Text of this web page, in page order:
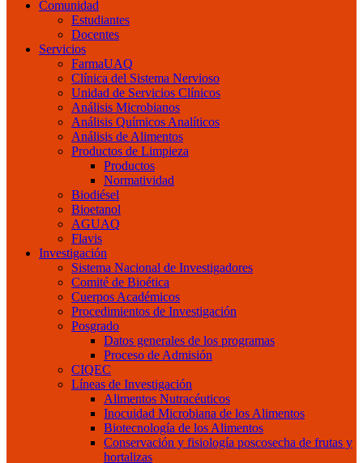
Comunidad
Estudiantes
Docentes
Servicios
FarmaUAQ
Clínica del Sistema Nervioso
Unidad de Servicios Clínicos
Análisis Microbianos
Análisis Químicos Analíticos
Análisis de Alimentos
Productos de Limpieza
Productos
Normatividad
Biodiésel
Bioetanol
AGUAQ
Flavis
Investigación
Sistema Nacional de Investigadores
Comité de Bioética
Cuerpos Académicos
Procedimientos de Investigación
Posgrado
Datos generales de los programas
Proceso de Admisión
CIQEC
Líneas de Investigación
Alimentos Nutracéuticos
Inocuidad Microbiana de los Alimentos
Biotecnología de los Alimentos
Conservación y fisiología poscosecha de frutas y
hortalizas